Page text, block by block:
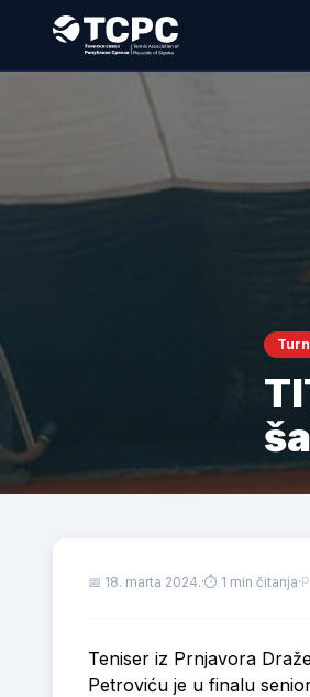
📅 18. marta 2024.·⏱ 1 min čitanja·
Teniser iz Prnjavora
Petroviću je u finalu